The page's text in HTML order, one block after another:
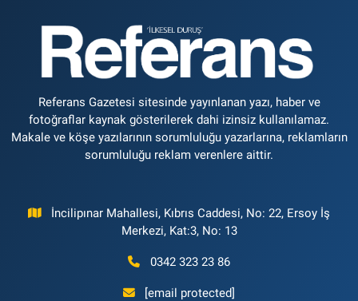
Referans Gazetesi sitesinde yayınlanan yazı, haber ve
fotoğraflar kaynak gösterilerek dahi izinsiz kullanılamaz.
Makale ve köşe yazılarının sorumluluğu yazarlarına, reklamların
sorumluluğu reklam verenlere aittir.
İncilipınar Mahallesi, Kıbrıs Caddesi, No: 22, Ersoy İş
Merkezi, Kat:3, No: 13
0342 323 23 86
[email protected]